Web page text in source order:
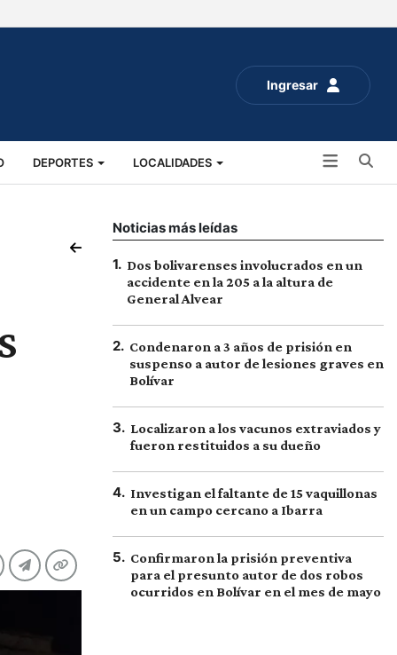
Ingresar
DEPORTES LOCALIDADES
Noticias más leídas
1. Dos bolivarenses involucrados en un
accidente en la 205 a la altura de
General Alvear
2. Condenaron a 3 años de prisión en
suspenso a autor de lesiones graves en
Bolívar
3. Localizaron a los vacunos extraviados y
fueron restituidos a su dueño
4. Investigan el faltante de 15 vaquillonas
en un campo cercano a Ibarra
5. Confirmaron la prisión preventiva
para el presunto autor de dos robos
ocurridos en Bolívar en el mes de mayo